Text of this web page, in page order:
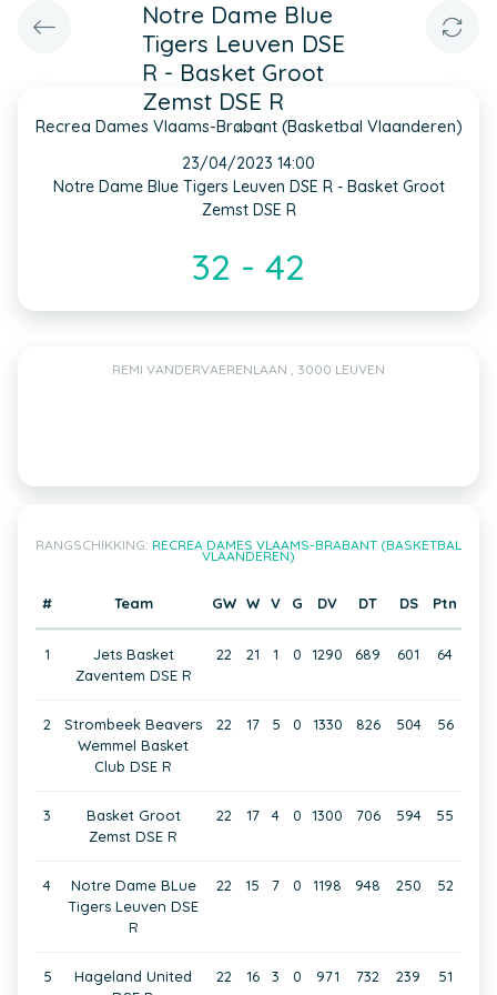
Notre Dame Blue
Tigers Leuven DSE
R - Basket Groot
Zemst DSE R
Recrea Dames Vlaams-Brabant (Basketbal Vlaanderen)
INFO
23/04/2023 14:00
Notre Dame Blue Tigers Leuven DSE R - Basket Groot
Zemst DSE R
32 - 42
REMI VANDERVAERENLAAN , 3000 LEUVEN
RANGSCHIKKING: RECREA DAMES VLAAMS-BRABANT (BASKETBAL
VLAANDEREN)
# Team GW W V G DV DT DS Ptn
1
Jets Basket
Zaventem DSE R
22 21 1 0 1290 689 601 64
2
Strombeek Beavers
Wemmel Basket
Club DSE R
22 17 5 0 1330 826 504 56
3
Basket Groot
Zemst DSE R
22 17 4 0 1300 706 594 55
4
Notre Dame BLue
Tigers Leuven DSE
R
22 15 7 0 1198 948 250 52
5
Hageland United
22 16 3 0 971 732 239 51